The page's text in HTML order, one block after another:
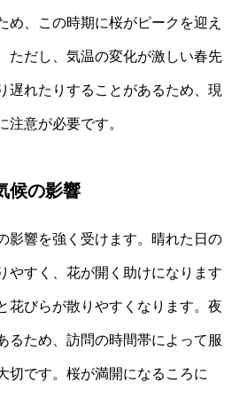
め、この時期に桜がピークを迎え
ただし、気温の変化が激しい春先
遅れたりすることがあるため、現
注意が必要です。
候の影響
影響を強く受けます。晴れた日の
やすく、花が開く助けになります
花びらが散りやすくなります。夜
るため、訪問の時間帯によって服
切です。桜が満開になるころに